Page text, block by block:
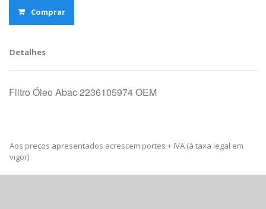
Comprar
Detalhes
Filtro Óleo Abac 2236105974 OEM
Aos preços apresentados acrescem portes + IVA (à taxa legal em
vigor)